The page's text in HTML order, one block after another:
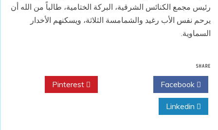
رئيس مجمع الكنائس الشرقية، البركة الختامية، طالباً من الله أن
يرحم نفس الأب رغيد والشمامسة الثلاثة، ويسكنهم الأخدار
السماوية.
SHARE